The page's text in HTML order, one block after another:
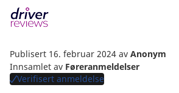
Publisert 16. februar 2024 av Anonym
Innsamlet av Føreranmeldelser
Verifisert anmeldelse